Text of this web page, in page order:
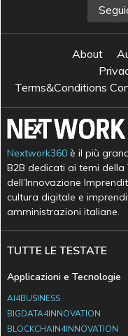
About
Terms&Conditions
Nextwork360 è il più
B2B dedicati ai temi
dell’Innovazione
cultura digitale e
amministrazioni italiane.
TUTTE LE TESTATE
Applicazioni e Tecnologie
AI4BUSINESS
BIGDATA4INNOVATION
BLOCKCHAIN4INNOVATION